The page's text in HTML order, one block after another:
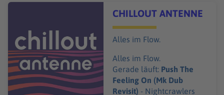
Audiotitel - CHILLOUT ANTENNE
CHILLOUT ANTENNE
Alles im Flow.
Alles im Flow.
Gerade läuft: Push The
Feeling On (Mk Dub
Revisit) - Nightcrawlers